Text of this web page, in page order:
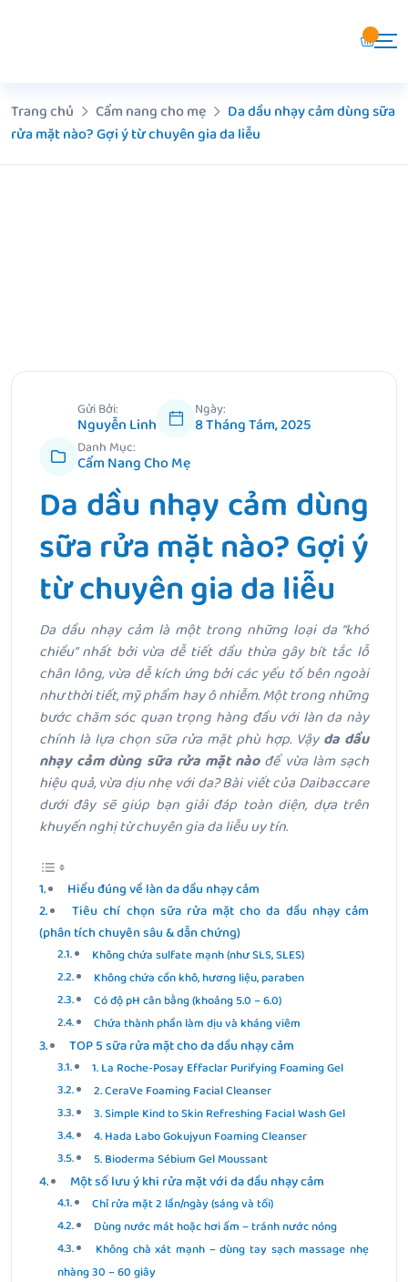
Trang chủ
Cẩm nang cho mẹ
Da dầu nhạy cảm dùng sữa
rửa mặt nào? Gợi ý từ chuyên gia da liễu
Gửi Bởi:
Nguyễn Linh
Ngày:
8 Tháng Tám, 2025
Danh Mục:
Cẩm Nang Cho Mẹ
Da dầu nhạy cảm dùng
sữa rửa mặt nào? Gợi ý
từ chuyên gia da liễu
Da dầu nhạy cảm là một trong những loại da “khó
chiều” nhất bởi vừa dễ tiết dầu thừa gây bít tắc lỗ
chân lông, vừa dễ kích ứng bởi các yếu tố bên ngoài
như thời tiết, mỹ phẩm hay ô nhiễm. Một trong những
bước chăm sóc quan trọng hàng đầu với làn da này
chính là lựa chọn sữa rửa mặt phù hợp. Vậy da dầu
nhạy cảm dùng sữa rửa mặt nàođể vừa làm sạch
hiệu quả, vừa dịu nhẹ với da? Bài viết của Daibaccare
dưới đây sẽ giúp bạn giải đáp toàn diện, dựa trên
khuyến nghị từ chuyên gia da liễu uy tín.
Hiểu đúng về làn da dầu nhạy cảm
Tiêu chí chọn sữa rửa mặt cho da dầu nhạy cảm
(phân tích chuyên sâu & dẫn chứng)
Không chứa sulfate mạnh (như SLS, SLES)
Không chứa cồn khô, hương liệu, paraben
Có độ pH cân bằng (khoảng 5.0 – 6.0)
Chứa thành phần làm dịu và kháng viêm
TOP 5 sữa rửa mặt cho da dầu nhạy cảm
1. La Roche-Posay Effaclar Purifying Foaming Gel
2. CeraVe Foaming Facial Cleanser
3. Simple Kind to Skin Refreshing Facial Wash Gel
4. Hada Labo Gokujyun Foaming Cleanser
5. Bioderma Sébium Gel Moussant
Một số lưu ý khi rửa mặt với da dầu nhạy cảm
Chỉ rửa mặt 2 lần/ngày (sáng và tối)
Dùng nước mát hoặc hơi ấm – tránh nước nóng
Không chà xát mạnh – dùng tay sạch massage nhẹ
nhàng 30 – 60 giây